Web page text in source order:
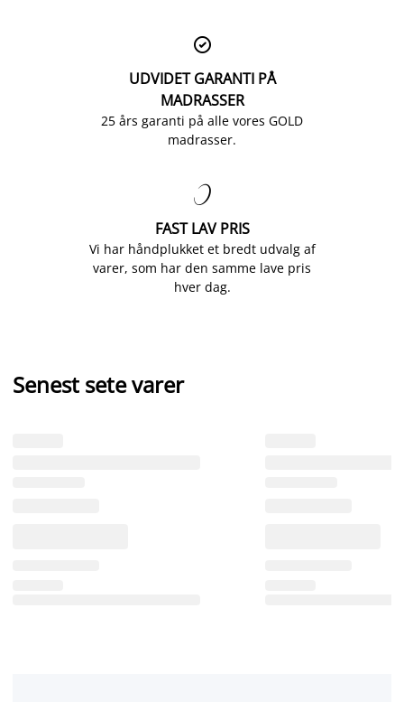

UDVIDET GARANTI PÅ
MADRASSER
25 års garanti på alle vores GOLD
madrasser.

FAST LAV PRIS
Vi har håndplukket et bredt udvalg af
varer, som har den samme lave pris
hver dag.
Senest sete varer